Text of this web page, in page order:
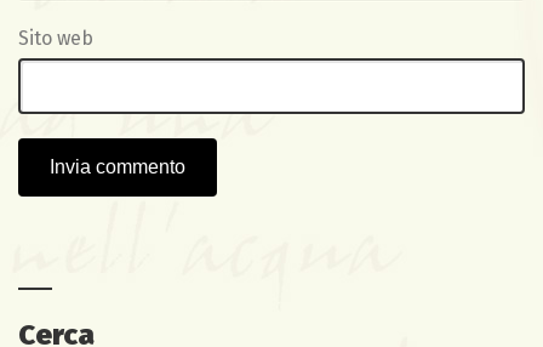
Sito web
Cerca